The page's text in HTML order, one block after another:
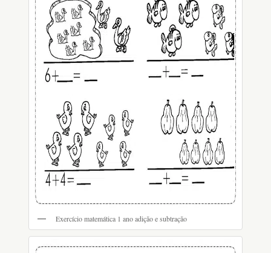
Exercício matemática 1 ano adição e subtração